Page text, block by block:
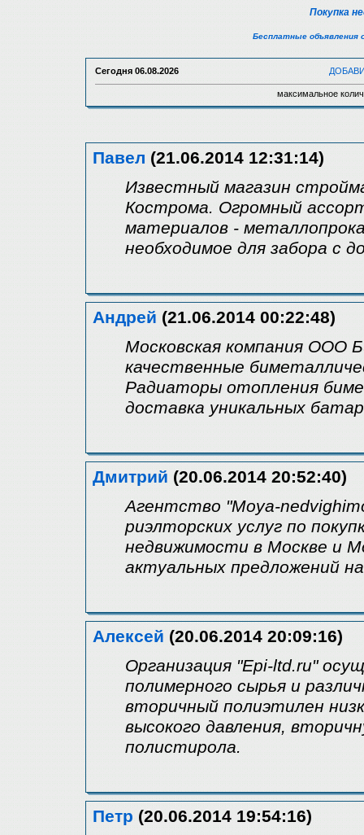
Покупка
Бесплатные объявления
Сегодня 06.08.2026
максимальное
Павел (21.06.2014 12:31:14)
Известный магазин
Кострома. Огромный
материалов -
необходимое для забора с
Андрей (21.06.2014 00:22:48)
Московская компания ООО
качественные
Радиаторы отопления
доставка уникальных
Дмитрий (20.06.2014 20:52:40)
Агентство "Moya-
риэлторских услуг по
недвижимости в Москве и
актуальных предложений
Алексей (20.06.2014 20:09:16)
Организация "Epi-ltd.ru"
полимерного сырья и
вторичный полиэтилен
высокого давления,
полистирола.
Петр (20.06.2014 19:54:16)